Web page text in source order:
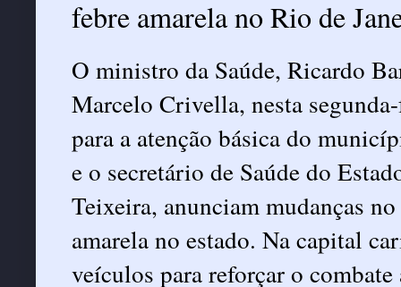
febre amarela no Rio de
O ministro da Saúde, Ricardo
Marcelo Crivella, nesta
para a atenção básica do
e o secretário de Saúde do
Teixeira, anunciam mudanças
amarela no estado. Na capital
veículos para reforçar o